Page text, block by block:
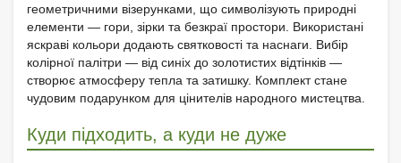
геометричними візерунками, що символізують природні
елементи — гори, зірки та безкраї простори. Використані
яскраві кольори додають святковості та наснаги. Вибір
колірної палітри — від синіх до золотистих відтінків —
створює атмосферу тепла та затишку. Комплект стане
чудовим подарунком для цінителів народного мистецтва.
Куди підходить, а куди не дуже